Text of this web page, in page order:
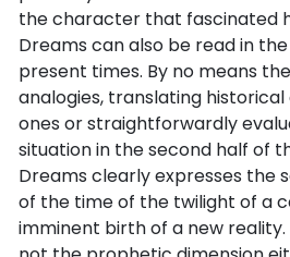
the character that fascinated
Dreams can also be read in
present times. By no means
analogies, translating
ones or straightforwardly
situation in the second half of
Dreams clearly expresses the
of the time of the twilight of a
imminent birth of a new reality.